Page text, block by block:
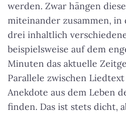
werden. Zwar hängen
miteinander zusammen, in
drei inhaltlich
beispielsweise auf dem
Minuten das aktuelle
Parallele zwischen
Anekdote aus dem Leben
finden. Das ist stets dicht,